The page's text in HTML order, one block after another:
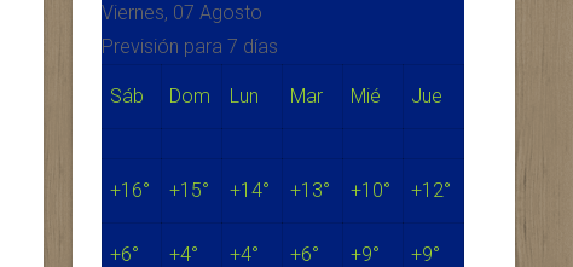
Viernes, 07 Agosto
Previsión para 7 días
Sáb Dom Lun Mar Mié Jue
+16° +15° +14° +13° +10° +12°
+6° +4° +4° +6° +9° +9°